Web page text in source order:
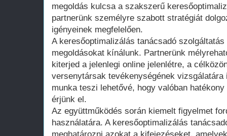
megoldás kulcsa a szakszerű
partnerünk személyre szabott stratégiát
igényeinek megfelelően.
A keresőoptimalizálás tanácsadó
megoldásokat kínálunk. Partnerünk
kiterjed a jelenlegi online jelenlétre, a
versenytársak tevékenységének
munka teszi lehetővé, hogy valóban
érjünk el.
Az együttműködés során kiemelt figyelmet
használatára. A keresőoptimalizálás